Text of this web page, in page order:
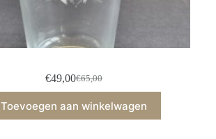
€65,00
€49,00
Toevoegen aan winkelwagen